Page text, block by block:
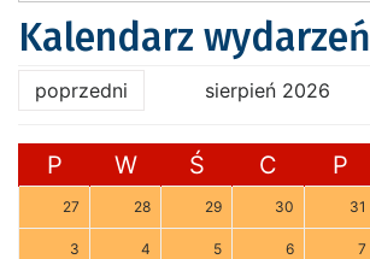
Kalendarz wydarzeń
poprzedni sierpień 2026
P W Ś C P
27 28 29 30 31
3 4 5 6 7